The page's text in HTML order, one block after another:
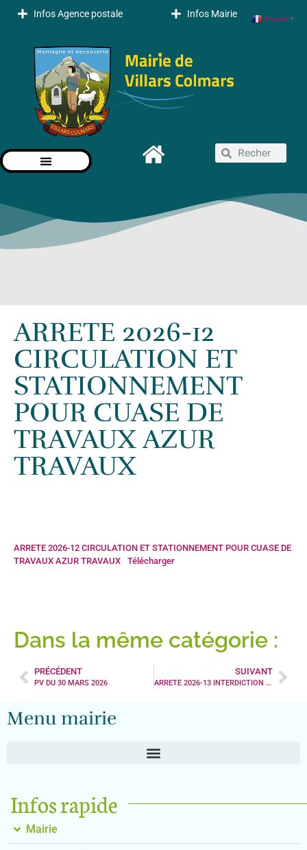
Infos Agence postale Infos Mairie
STATIONNEMENT POUR CUASE DE TRAVAUX AZUR TRAVAUX
ARRETE 2026-12
CIRCULATION ET
STATIONNEMENT
POUR CUASE DE
TRAVAUX AZUR
TRAVAUX
ARRETE 2026-12 CIRCULATION ET STATIONNEMENT POUR CUASE DE
TRAVAUX AZUR TRAVAUX
Télécharger
Dans la même catégorie :
PRÉCÉDENT
PV DU 30 MARS 2026
SUIVANT
ARRETE 2026-13 INTERDICTION DE CIRCULATION ET STATIONNEMENT DU 01 AU 19 JUIN 2026
Menu mairie
Infos rapide
Mairie
French ▼